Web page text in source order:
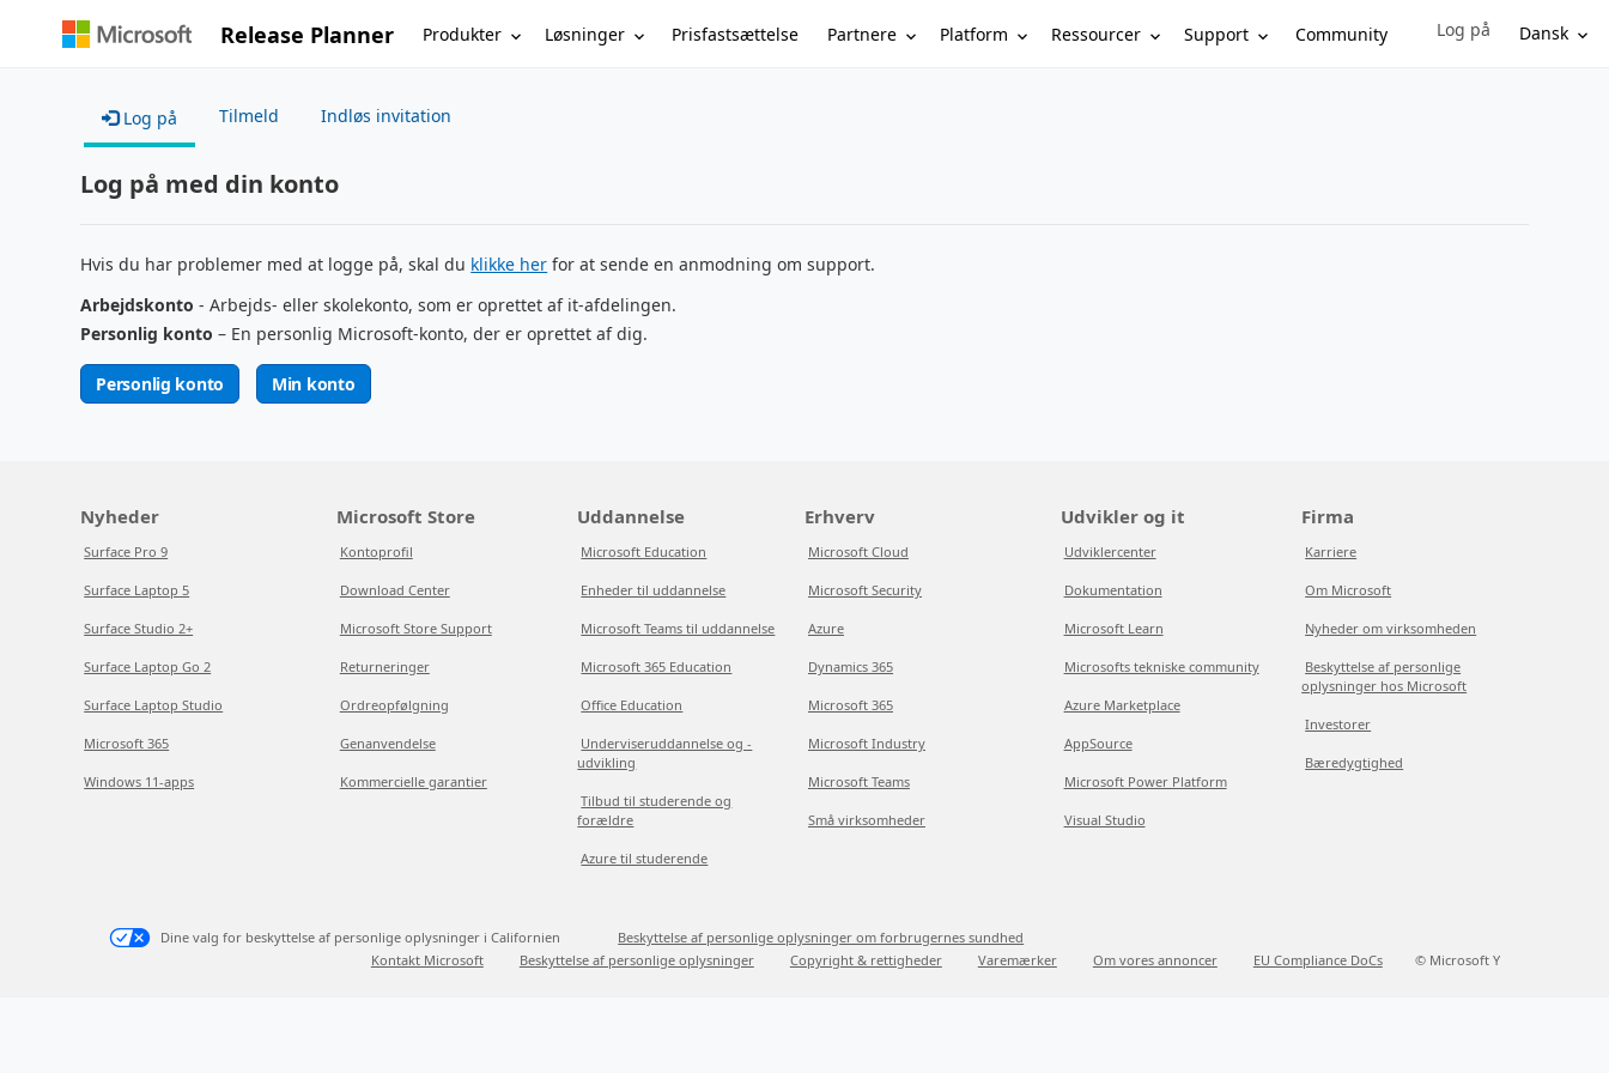
Release Planner Produkter Løsninger Prisfastsættelse Partnere Platform Ressourcer Support Community Sign in to your account
Log på Dansk
Log på Tilmeld Indløs invitation
Log på med din konto
Hvis du har problemer med at logge på, skal du klikke her for at sende en anmodning om support.
Arbejdskonto - Arbejds- eller skolekonto, som er oprettet af it-afdelingen.
Personlig konto – En personlig Microsoft-konto, der er oprettet af dig.
Personlig konto Min konto
Nyheder
Surface Pro 9
Surface Laptop 5
Surface Studio 2+
Surface Laptop Go 2
Surface Laptop Studio
Microsoft 365
Windows 11-apps
Microsoft Store
Kontoprofil
Download Center
Microsoft Store Support
Returneringer
Ordreopfølgning
Genanvendelse
Kommercielle garantier
Uddannelse
Microsoft Education
Enheder til uddannelse
Microsoft Teams til uddannelse
Microsoft 365 Education
Office Education
Underviseruddannelse og -
udvikling
Tilbud til studerende og
forældre
Azure til studerende
Erhverv
Microsoft Cloud
Microsoft Security
Azure
Dynamics 365
Microsoft 365
Microsoft Industry
Microsoft Teams
Små virksomheder
Udvikler og it
Udviklercenter
Dokumentation
Microsoft Learn
Microsofts tekniske community
Azure Marketplace
AppSource
Microsoft Power Platform
Visual Studio
Firma
Karriere
Om Microsoft
Nyheder om virksomheden
Beskyttelse af personlige
oplysninger hos Microsoft
Investorer
Bæredygtighed
Dine valg for beskyttelse af personlige oplysninger i Californien
Beskyttelse af personlige oplysninger om forbrugernes sundhed
Kontakt Microsoft
Beskyttelse af personlige oplysninger Copyright & rettigheder Varemærker Om vores annoncer EU Compliance DoCs © Microsoft Y